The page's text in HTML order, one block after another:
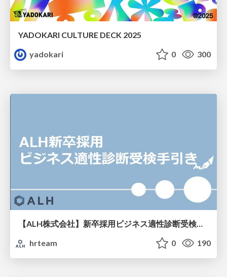
YADOKARI CULTURE DECK 2025
yadokari
0 300
【ALH株式会社】新卒採用ビジネス適性診断受検手引き
hrteam
0 190